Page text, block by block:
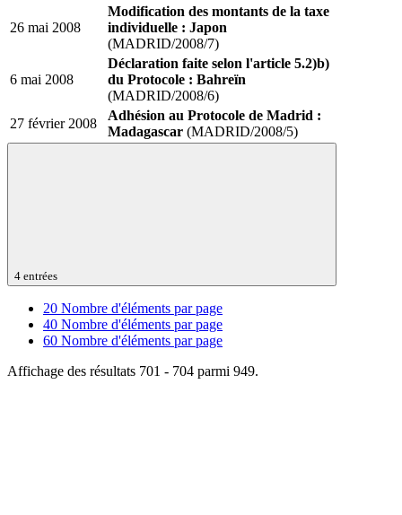
26 mai 2008
Modification des montants de la taxe
individuelle : Japon
(MADRID/2008/7)
6 mai 2008
Déclaration faite selon l'article 5.2)b)
du Protocole : Bahreïn
(MADRID/2008/6)
27 février 2008
Adhésion au Protocole de Madrid :
Madagascar (MADRID/2008/5)
4 entrées
20 Nombre d'éléments par page
40 Nombre d'éléments par page
60 Nombre d'éléments par page
Affichage des résultats 701 - 704 parmi 949.